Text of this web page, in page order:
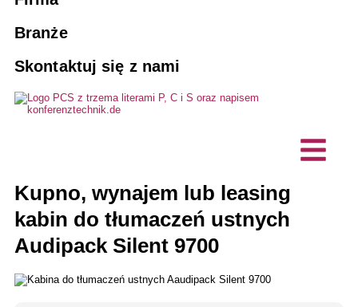
Zarezerwuj tłumacza
Konserwacja i serwisowanie
Produkty na zamówienie
Rozwiązania do tłumaczeń ustnych AI
Wydarzenia hybrydowe
Technologia tłumaczenia ustnego
Stacje interkomowe / mikrofony
biurkowe
10 dobrych powodów dla PCS
Wizja, zrównoważony rozwój
Projekty, referencje
Aktualności
BranżeAgencje
Stowarzyszenia i kluby
Przedsiębiorstwo komercyjne
Biura planowania technicznego
Firma informatyczna
Skontaktuj się z nami
Kupno, wynajem lub leasing
kabin do tłumaczeń ustnych
Audipack Silent 9700